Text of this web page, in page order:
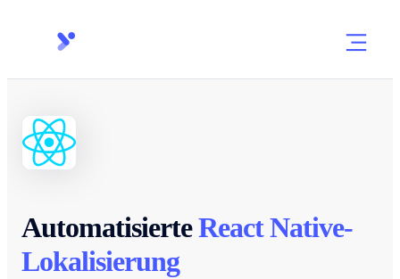
AutomatisierteReact Native-
Lokalisierung